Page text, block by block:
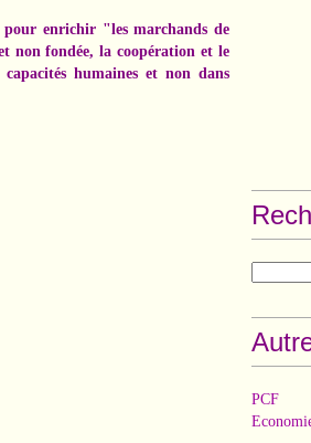
pour enrichir "les marchands de
non fondée, la coopération et le
humaines et non dans
PCF